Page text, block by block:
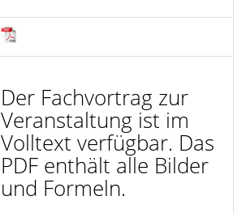
Der Fachvortrag zur
Veranstaltung ist im
Volltext verfügbar. Das
PDF enthält alle Bilder
und Formeln.